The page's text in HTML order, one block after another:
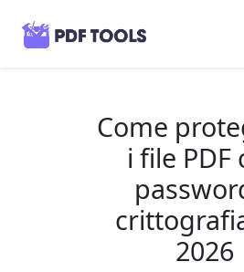
Come
i file PDF
2026